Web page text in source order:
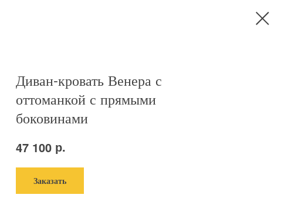
Диван-кровать Венера с
оттоманкой с прямыми
боковинами
47 100 р.
Заказать